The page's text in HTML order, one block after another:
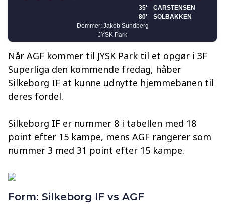
Når AGF kommer til JYSK Park til et opgør i 3F
Superliga den kommende fredag, håber
Silkeborg IF at kunne udnytte hjemmebanen til
deres fordel.
Silkeborg IF er nummer 8 i tabellen med 18
point efter 15 kampe, mens AGF rangerer som
nummer 3 med 31 point efter 15 kampe.
Form: Silkeborg IF vs AGF